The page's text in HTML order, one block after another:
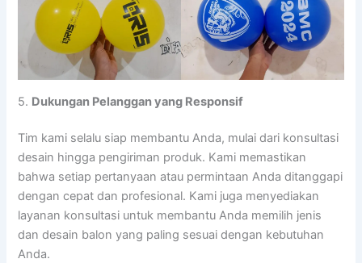
5. Dukungan Pelanggan yang Responsif
Tim kami selalu siap membantu Anda, mulai dari konsultasi
desain hingga pengiriman produk. Kami memastikan
bahwa setiap pertanyaan atau permintaan Anda ditanggapi
dengan cepat dan profesional. Kami juga menyediakan
layanan konsultasi untuk membantu Anda memilih jenis
dan desain balon yang paling sesuai dengan kebutuhan
Anda.